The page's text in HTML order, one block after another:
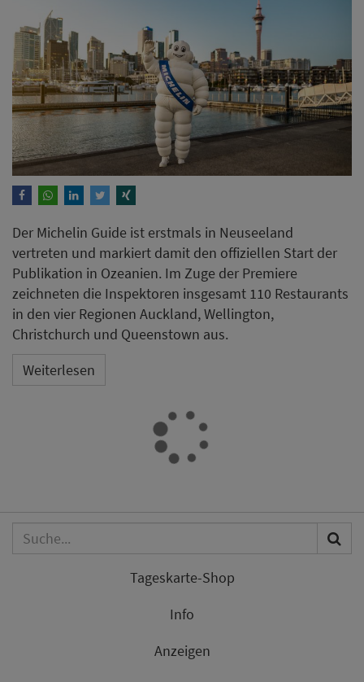
Der Michelin Guide ist erstmals in Neuseeland
vertreten und markiert damit den offiziellen Start der
Publikation in Ozeanien. Im Zuge der Premiere
zeichneten die Inspektoren insgesamt 110 Restaurants
in den vier Regionen Auckland, Wellington,
Christchurch und Queenstown aus.
Weiterlesen
Tageskarte-Shop
Info
Anzeigen